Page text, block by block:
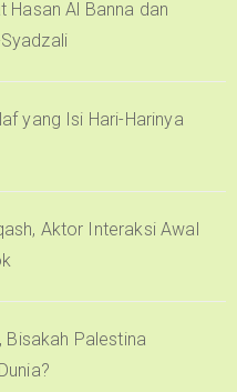
Hasan Al Banna dan
yang Isi Hari-Harinya
Aktor Interaksi Awal
Bisakah Palestina